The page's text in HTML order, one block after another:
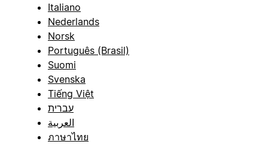
Italiano
Nederlands
Norsk
Português (Brasil)
Suomi
Svenska
Tiếng Việt
עברית
العربية
ภาษาไทย